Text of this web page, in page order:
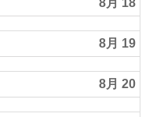
8月 18
8月 19
8月 20